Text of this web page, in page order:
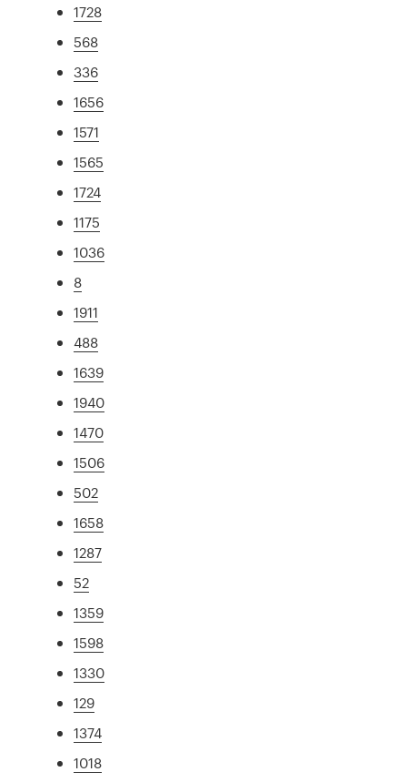
1728
568
336
1656
1571
1565
1724
1175
1036
8
1911
488
1639
1940
1470
1506
502
1658
1287
52
1359
1598
1330
129
1374
1018